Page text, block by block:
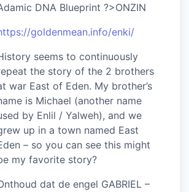
DNA Blueprint ?>ONZIN
goldenmean.info/enki/
seems to continuously
the story of the 2 brothers
war East of Eden. My brother’s
is Michael (another name
by Enlil / Yalweh), and we
up in a town named East
– so you can see this might
my favorite story?
dat de engel GABRIEL –